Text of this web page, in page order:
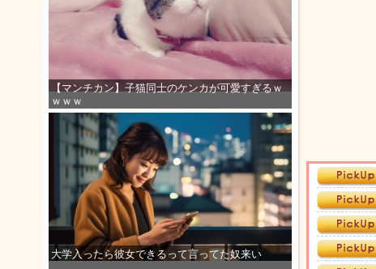
【マンチカン】子猫同士のケンカが可愛すぎるｗ
ｗｗｗ
大学入ったら彼女できるって言ってた奴来い